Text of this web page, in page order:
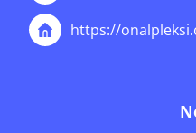
https://